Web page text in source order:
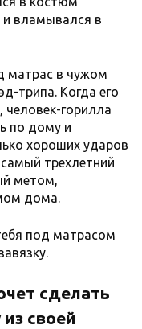
и вламывался в
матрас в чужом
трипа. Когда его
человек-горилла
по дому и
хороших ударов
трехлетний
метом,
дома.
под матрасом
сделать
своей